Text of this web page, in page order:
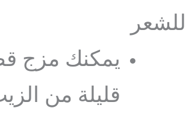
للشعر
يمكنك مزج
قليلة من